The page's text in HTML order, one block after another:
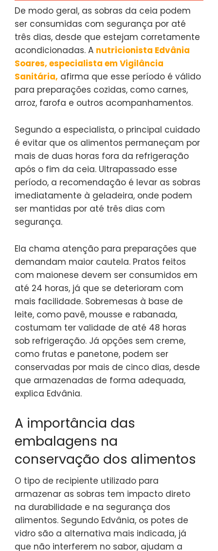
De modo geral, as sobras da ceia podem
ser consumidas com segurança por até
três dias, desde que estejam corretamente
acondicionadas. A nutricionista Edvânia
Soares, especialista em Vigilância
Sanitária, afirma que esse período é válido
para preparações cozidas, como carnes,
arroz, farofa e outros acompanhamentos.
Segundo a especialista, o principal cuidado
é evitar que os alimentos permaneçam por
mais de duas horas fora da refrigeração
após o fim da ceia. Ultrapassado esse
período, a recomendação é levar as sobras
imediatamente à geladeira, onde podem
ser mantidas por até três dias com
segurança.
Ela chama atenção para preparações que
demandam maior cautela. Pratos feitos
com maionese devem ser consumidos em
até 24 horas, já que se deterioram com
mais facilidade. Sobremesas à base de
leite, como pavê, mousse e rabanada,
costumam ter validade de até 48 horas
sob refrigeração. Já opções sem creme,
como frutas e panetone, podem ser
conservadas por mais de cinco dias, desde
que armazenadas de forma adequada,
explica Edvânia.
A importância das
embalagens na
conservação dos alimentos
O tipo de recipiente utilizado para
armazenar as sobras tem impacto direto
na durabilidade e na segurança dos
alimentos. Segundo Edvânia, os potes de
vidro são a alternativa mais indicada, já
que não interferem no sabor, ajudam a